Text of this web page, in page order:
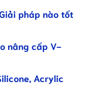
pháp nào tốt
nâng cấp V-
Acrylic